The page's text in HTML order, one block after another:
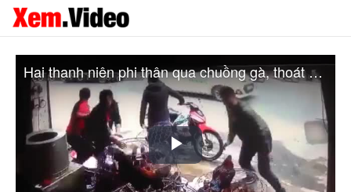
Play
Hai thanh niên phi thân qua chuồng gà, thoát nạn trong gang tấc